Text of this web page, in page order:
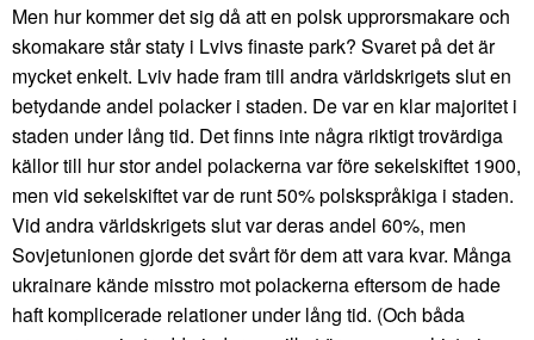
Men hur kommer det sig då att en polsk upprorsmakare och
skomakare står staty i Lvivs finaste park? Svaret på det är
mycket enkelt. Lviv hade fram till andra världskrigets slut en
betydande andel polacker i staden. De var en klar majoritet i
staden under lång tid. Det finns inte några riktigt trovärdiga
källor till hur stor andel polackerna var före sekelskiftet 1900,
men vid sekelskiftet var de runt 50% polskspråkiga i staden.
Vid andra världskrigets slut var deras andel 60%, men
Sovjetunionen gjorde det svårt för dem att vara kvar. Många
ukrainare kände misstro mot polackerna eftersom de hade
haft komplicerade relationer under lång tid. (Och båda